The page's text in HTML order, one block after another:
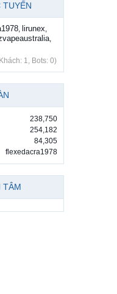
TUYẾN
, lirunex,
,
1, Bots: 0)
238,750
254,182
84,305
flexedacra1978
TÂM